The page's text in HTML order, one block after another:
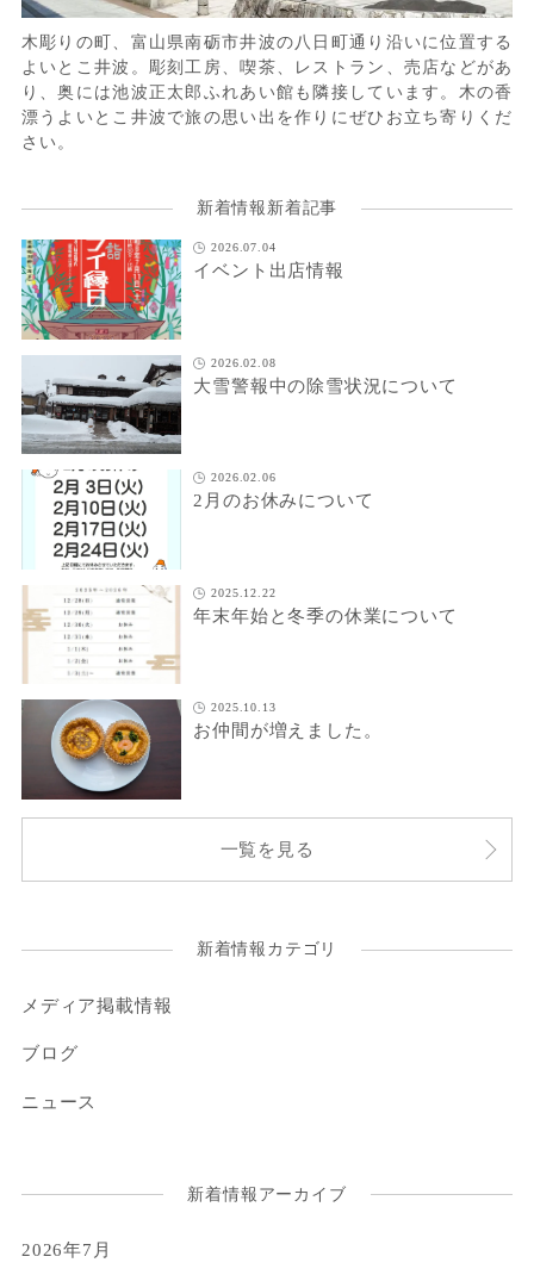
木彫りの町、富山県南砺市井波の八日町通り沿いに位置する
よいとこ井波。彫刻工房、喫茶、レストラン、売店などがあ
り、奥には池波正太郎ふれあい館も隣接しています。木の香
漂うよいとこ井波で旅の思い出を作りにぜひお立ち寄りくだ
さい。
新着情報新着記事
2026.07.04
イベント出店情報
2026.02.08
大雪警報中の除雪状況について
2026.02.06
2月のお休みについて
2025.12.22
年末年始と冬季の休業について
2025.10.13
お仲間が増えました。
一覧を見る
新着情報カテゴリ
メディア掲載情報
ブログ
ニュース
新着情報アーカイブ
2026年7月